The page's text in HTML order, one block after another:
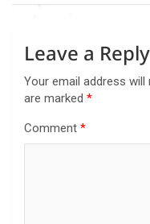
Leave a Reply
Your email address will
are marked *
Comment *